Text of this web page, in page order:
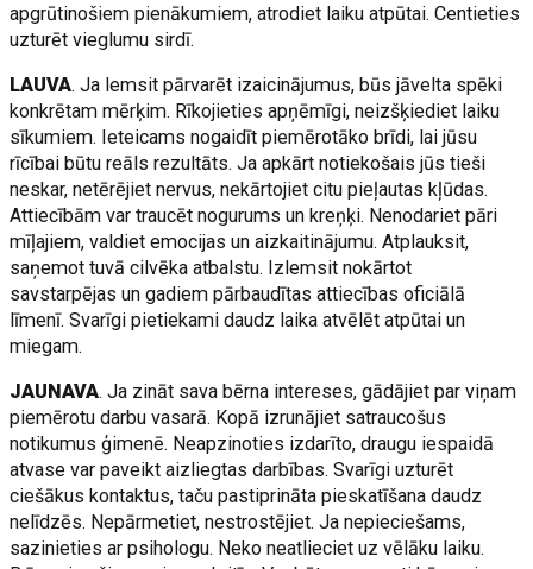
apgrūtinošiem pienākumiem, atrodiet laiku atpūtai. Centieties
uzturēt vieglumu sirdī.
LAUVA. Ja lemsit pārvarēt izaicinājumus, būs jāvelta spēki
konkrētam mērķim. Rīkojieties apņēmīgi, neizšķiediet laiku
sīkumiem. Ieteicams nogaidīt piemērotāko brīdi, lai jūsu
rīcībai būtu reāls rezultāts. Ja apkārt notiekošais jūs tieši
neskar, netērējiet nervus, nekārtojiet citu pieļautas kļūdas.
Attiecībām var traucēt nogurums un kreņķi. Nenodariet pāri
mīļajiem, valdiet emocijas un aizkaitinājumu. Atplauksit,
saņemot tuvā cilvēka atbalstu. Izlemsit nokārtot
savstarpējas un gadiem pārbaudītas attiecības oficiālā
līmenī. Svarīgi pietiekami daudz laika atvēlēt atpūtai un
miegam.
JAUNAVA. Ja zināt sava bērna intereses, gādājiet par viņam
piemērotu darbu vasarā. Kopā izrunājiet satraucošus
notikumus ģimenē. Neapzinoties izdarīto, draugu iespaidā
atvase var paveikt aizliegtas darbības. Svarīgi uzturēt
ciešākus kontaktus, taču pastiprināta pieskatīšana daudz
nelīdzēs. Nepārmetiet, nestrostējiet. Ja nepieciešams,
sazinieties ar psihologu. Neko neatlieciet uz vēlāku laiku.